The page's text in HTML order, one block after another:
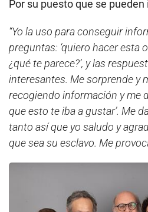
Por su puesto que se
“Yo la uso para conseguir
preguntas: ‘quiero hacer esta
¿qué te parece?’, y las
interesantes. Me sorprende y
recogiendo información y me
que esto te iba a gustar’. Me
tanto así que yo saludo y
que sea su esclavo. Me